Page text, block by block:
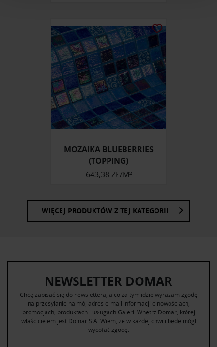
korzystasz z naszej witryny, udostępniamy partnerom
społecznościowym, reklamowym i analitycznym.
Partnerzy mogą połączyć te informacje z innymi danymi
otrzymanymi od Ciebie lub uzyskanymi podczas
korzystania z ich usług.
MOZAIKA BLUEBERRIES
(TOPPING)
643,38 ZŁ/M²
WIĘCEJ PRODUKTÓW Z TEJ KATEGORII
NEWSLETTER DOMAR
Chcę zapisać się do newslettera, a co za tym idzie wyrażam zgodę
na przesyłanie na mój adres e-mail informacji o nowościach,
promocjach, produktach i usługach Galerii Wnętrz Domar, której
właścicielem jest Domar S.A. Wiem, że w każdej chwili będę mógł
wycofać zgodę.